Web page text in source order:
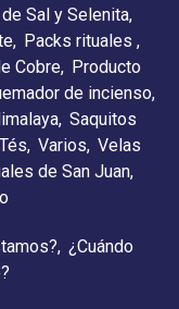
Sal y Selenita
Packs rituales
Cobre Producto
de incienso
Saquitos
Tés Varios Velas
de San Juan
¿Cuándo